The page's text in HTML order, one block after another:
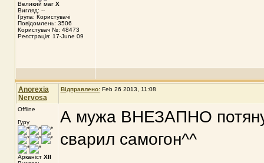
Великий маг X
Вигляд: --
Група: Користувачі
Повідомлень: 3506
Користувач №: 48473
Реєстрація: 17-June 09
Anorexia
Nervosa
Відправлено: Feb 26 2013, 11:08
Offline
Гуру
Арканіст XII
А мужа ВНЕЗАПНО
сварил самогон^^